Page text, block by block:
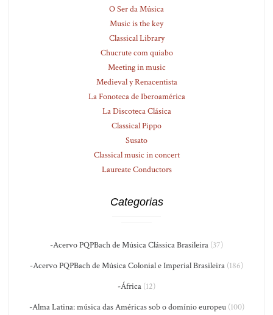
O Ser da Música
Music is the key
Classical Library
Chucrute com quiabo
Meeting in music
Medieval y Renacentista
La Fonoteca de Iberoamérica
La Discoteca Clásica
Classical Pippo
Susato
Classical music in concert
Laureate Conductors
Categorias
-Acervo PQPBach de Música Clássica Brasileira (37)
-Acervo PQPBach de Música Colonial e Imperial Brasileira (186)
-África (12)
-Alma Latina: música das Américas sob o domínio europeu(100)